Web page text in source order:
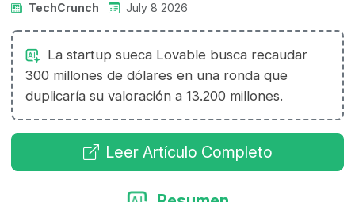
TechCrunch July 8 2026
La startup sueca Lovable busca recaudar
300 millones de dólares en una ronda que
duplicaría su valoración a 13.200 millones.
Leer Artículo Completo